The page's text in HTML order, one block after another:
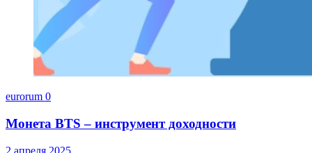
eurorum 0
Монета BTS – инструмент доходности
2 апреля 2025